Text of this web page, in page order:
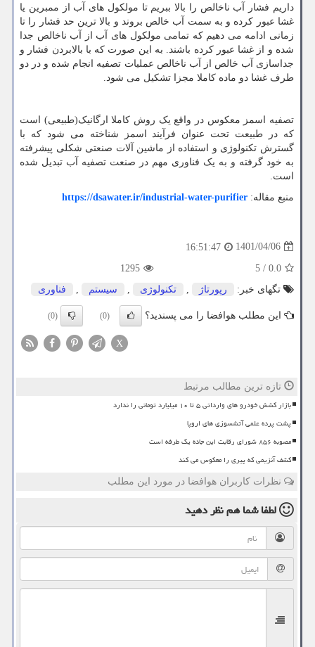
داریم فشار آب ناخالص را بالا ببریم تا مولکول های آب از ممبرین یا
غشا عبور کرده و به سمت آب خالص بروند و بالا ترین حد فشار را تا
زمانی ادامه می دهیم که تمامی مولکول های آب از آب ناخالص جدا
شده و از غشا عبور کرده باشند. به این صورت که با بالابردن فشار و
جداسازی آب خالص از آب ناخالص عملیات تصفیه انجام شده و در دو
طرف غشا دو ماده کاملا مجزا تشکیل می شود.
تصفیه اسمز معکوس در واقع یک روش کاملا ارگانیک(طبیعی) است
که در طبیعت تحت عنوان فرآیند اسمز شناخته می شود که با
گسترش تکنولوژی و استفاده از ماشین آلات صنعتی شکلی پیشرفته
به خود گرفته و به یک فناوری مهم در صنعت تصفیه آب تبدیل شده
است.
منبع مقاله: https://dsawater.ir/industrial-water-purifier
1401/04/06
16:51:47
0.0
/
5
1295
تگهای خبر:
رپورتاژ , تكنولوژی , سیستم , فناوری
این مطلب هوافضا را می پسندید؟ (0)
(0)
X
تازه ترین مطالب مرتبط
بازار کشش خودرو های وارداتی ۵ تا ۱۰ میلیارد تومانی را ندارد
پشت پرده علمی آتشسوزی های اروپا
مصوبه ۸۵۶ شورای رقابت این جاده یک طرفه است
کشف آنزیمی که پیری را معکوس می کند
نظرات کاربران هوافضا در مورد این مطلب
لطفا شما همنظر دهید